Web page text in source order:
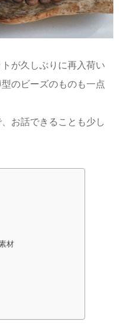
が久しぶりに再入荷い
のビーズのものも一点
お話できることも少し
材